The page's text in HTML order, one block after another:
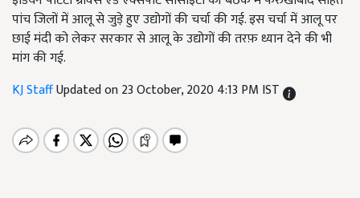
पांच जिलों में आलू से जुड़े हुए उद्योगों की चर्चा की गई. इस चर्चा में आलू पर
छाई मंदी को लेकर सरकार से आलू के उद्योगों की तरफ़ ध्यान देने की भी
मांग की गई.
KJ StaffUpdated on 23 October, 2020 4:13 PM IST